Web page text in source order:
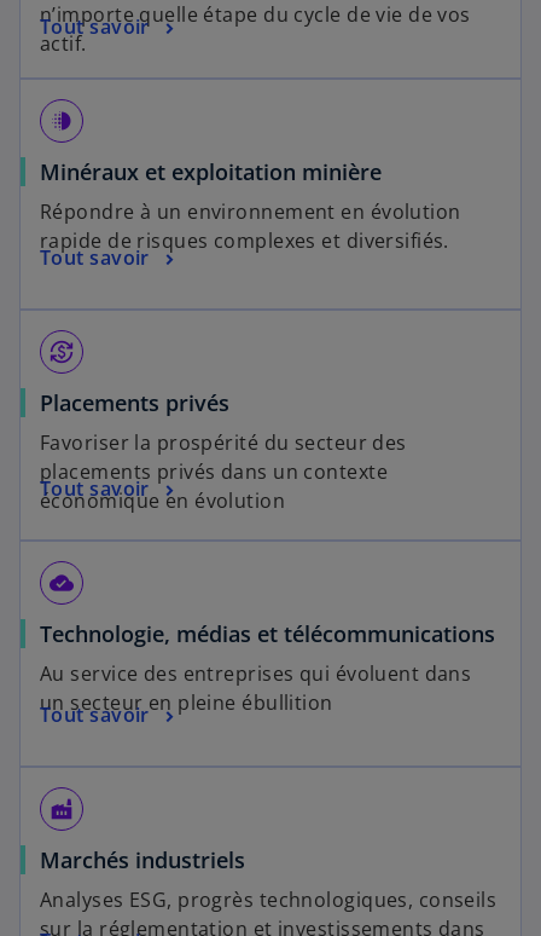
n’importe quelle étape du cycle de vie de vos
actif.
Tout savoir
deblur
Minéraux et exploitation minière
Répondre à un environnement en évolution
rapide de risques complexes et diversifiés.
Tout savoir
currency_exchange
Placements privés
Favoriser la prospérité du secteur des
placements privés dans un contexte
économique en évolution
Tout savoir
cloud_done
Technologie, médias et télécommunications
Au service des entreprises qui évoluent dans
un secteur en pleine ébullition
Tout savoir
factory
Marchés industriels
Analyses ESG, progrès technologiques, conseils
sur la réglementation et investissements dans